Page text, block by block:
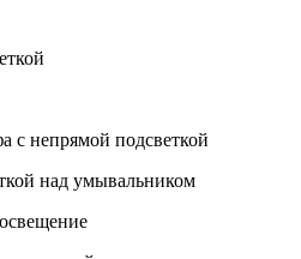
с непрямой подсветкой
над умывальником